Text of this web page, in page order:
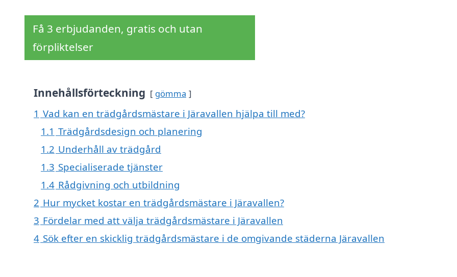
Få 3 erbjudanden, gratis och utan
förpliktelser
Innehållsförteckning gömma
1 Vad kan en trädgårdsmästare i Järavallen hjälpa till med?
1.1 Trädgårdsdesign och planering
1.2 Underhåll av trädgård
1.3 Specialiserade tjänster
1.4 Rådgivning och utbildning
2 Hur mycket kostar en trädgårdsmästare i Järavallen?
3 Fördelar med att välja trädgårdsmästare i Järavallen
4 Sök efter en skicklig trädgårdsmästare i de omgivande städerna Järavallen